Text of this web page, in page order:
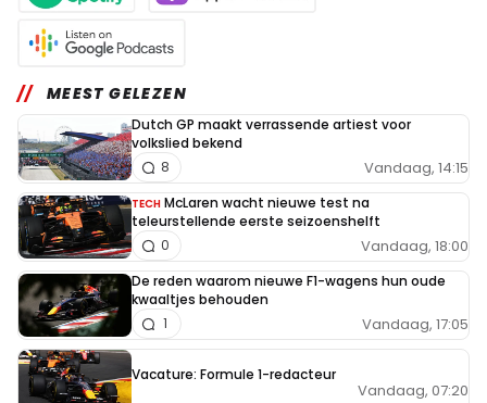
MEEST GELEZEN
Dutch GP maakt verrassende artiest voor
volkslied bekend
Vandaag, 14:15
8
TECH McLaren wacht nieuwe test na
teleurstellende eerste seizoenshelft
Vandaag, 18:00
0
De reden waarom nieuwe F1-wagens hun oude
kwaaltjes behouden
Vandaag, 17:05
1
Vacature: Formule 1-redacteur
Vandaag, 07:20